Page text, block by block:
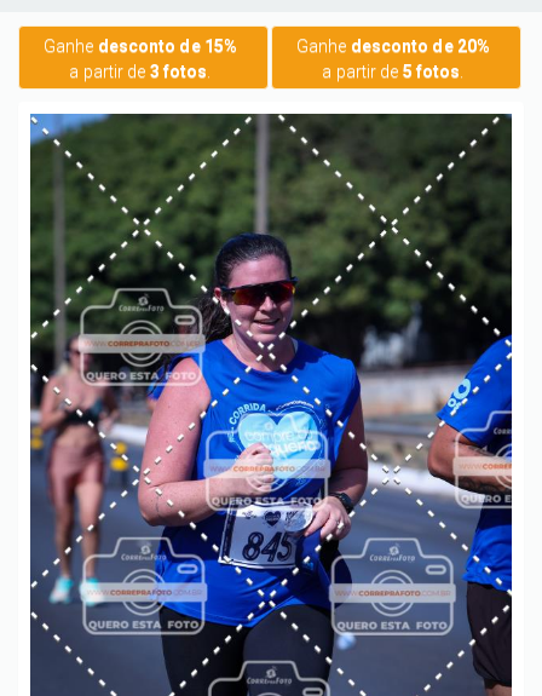
Ganhe desconto de 15%
a partir de 3 fotos
Ganhe desconto de 20%
a partir de 5 fotos